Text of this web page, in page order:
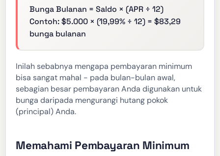
Bunga Bulanan = Saldo × (APR ÷ 12)
Contoh: $5.000 × (19,99% ÷ 12) = $83,29
bunga bulanan
Inilah sebabnya mengapa pembayaran minimum
bisa sangat mahal - pada bulan-bulan awal,
sebagian besar pembayaran Anda digunakan untuk
bunga daripada mengurangi hutang pokok
(principal) Anda.
Memahami Pembayaran Minimum